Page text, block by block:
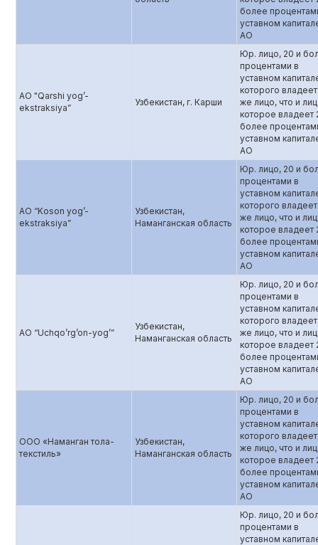
более
уставном
АО
АО "Qarshi yog’-
ekstraksiya”
Узбекистан, г. Карши
Юр. лицо, 20 и
процентами в
уставном
которого
же лицо, что и
которое владеет
более
уставном
АО
AO “Koson yog’-
ekstraksiya”
Узбекистан,
Наманганская область
Юр. лицо, 20 и
процентами в
уставном
которого
же лицо, что и
которое владеет
более
уставном
АО
AO “Uchqo’rg’on-yog’”
Узбекистан,
Наманганская область
Юр. лицо, 20 и
процентами в
уставном
которого
же лицо, что и
которое владеет
более
уставном
АО
OOO «Наманган тола-
текстиль»
Узбекистан,
Наманганская область
Юр. лицо, 20 и
процентами в
уставном
которого
же лицо, что и
которое владеет
более
уставном
АО
Юр. лицо, 20 и
процентами в
уставном